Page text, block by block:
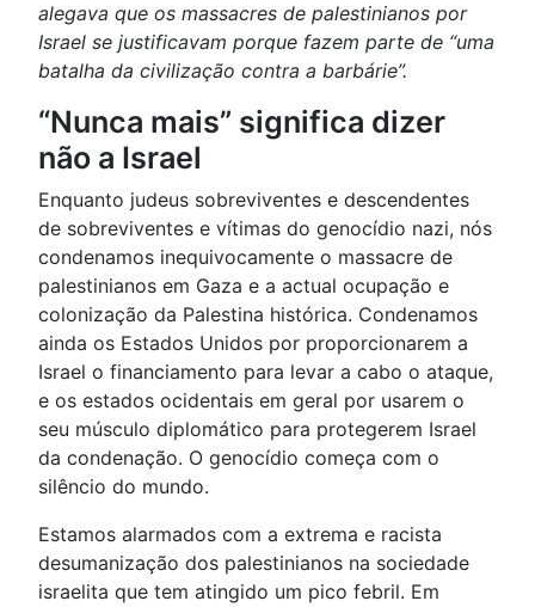
alegava que os massacres de palestinianos por
Israel se justificavam porque fazem parte de “uma
batalha da civilização contra a barbárie”.
“Nunca mais” significa dizer
não a Israel
Enquanto judeus sobreviventes e descendentes
de sobreviventes e vítimas do genocídio nazi, nós
condenamos inequivocamente o massacre de
palestinianos em Gaza e a actual ocupação e
colonização da Palestina histórica. Condenamos
ainda os Estados Unidos por proporcionarem a
Israel o financiamento para levar a cabo o ataque,
e os estados ocidentais em geral por usarem o
seu músculo diplomático para protegerem Israel
da condenação. O genocídio começa com o
silêncio do mundo.
Estamos alarmados com a extrema e racista
desumanização dos palestinianos na sociedade
israelita que tem atingido um pico febril. Em